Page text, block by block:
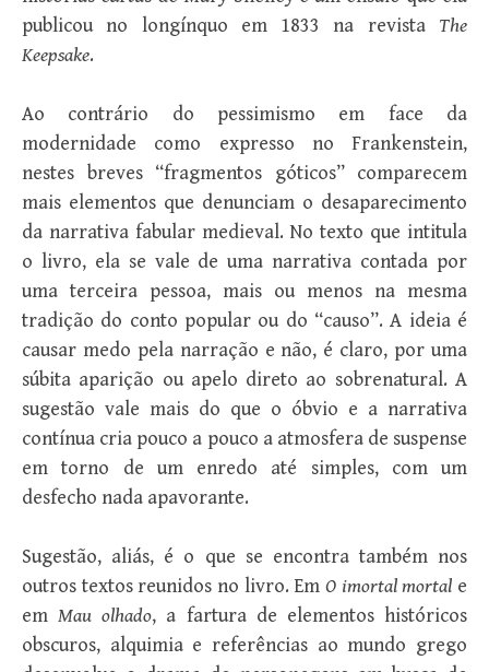
publicou no longínquo em 1833 na revista The
Keepsake.
Ao contrário do pessimismo em face da
modernidade como expresso no Frankenstein,
nestes breves “fragmentos góticos” comparecem
mais elementos que denunciam o desaparecimento
da narrativa fabular medieval. No texto que intitula
o livro, ela se vale de uma narrativa contada por
uma terceira pessoa, mais ou menos na mesma
tradição do conto popular ou do “causo”. A ideia é
causar medo pela narração e não, é claro, por uma
súbita aparição ou apelo direto ao sobrenatural. A
sugestão vale mais do que o óbvio e a narrativa
contínua cria pouco a pouco a atmosfera de suspense
em torno de um enredo até simples, com um
desfecho nada apavorante.
Sugestão, aliás, é o que se encontra também nos
outros textos reunidos no livro. Em O imortal mortal e
emMau olhado, a fartura de elementos históricos
obscuros, alquimia e referências ao mundo grego